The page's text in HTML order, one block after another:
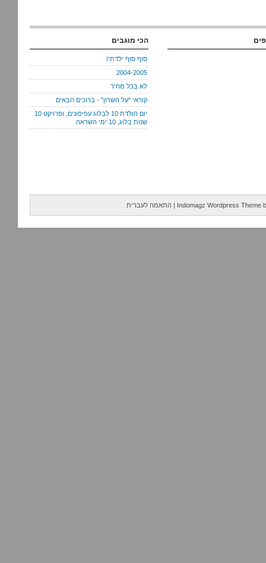
הכי מוגבים
סוף סוף ילדתי!
2004-2005
לא בכל מחיר
קוראי "על השרון" - ברוכים הבאים
יום הולדת 10 לבלוג עפיפונים, ופרויקט 10
שנות בלוג, 10 ימי השראה
Indomagz Wordpress Theme
| התאמה לעברית